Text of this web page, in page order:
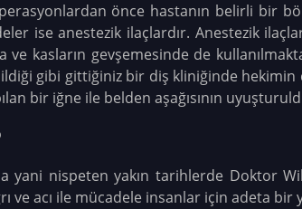
önce hastanın belirli bir
ise anestezik ilaçlardır. Anestezik
ve kasların gevşemesinde de
gibi gittiğiniz bir diş kliniğinde hekimin
bir iğne ile belden aşağısının
yani nispeten yakın tarihlerde Doktor
ve acı ile mücadele insanlar için adeta bir